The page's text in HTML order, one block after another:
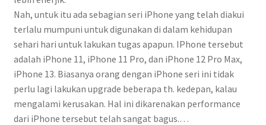
Nah, untuk itu ada sebagian seri iPhone yang telah diakui
terlalu mumpuni untuk digunakan di dalam kehidupan
sehari hari untuk lakukan tugas apapun. IPhone tersebut
adalah iPhone 11, iPhone 11 Pro, dan iPhone 12 Pro Max,
iPhone 13. Biasanya orang dengan iPhone seri ini tidak
perlu lagi lakukan upgrade beberapa th. kedepan, kalau
mengalami kerusakan. Hal ini dikarenakan performance
dari iPhone tersebut telah sangat bagus.…